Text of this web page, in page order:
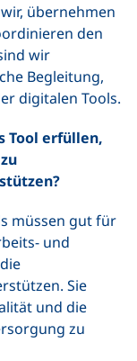
übernehmen
den
wir
Begleitung,
digitalen Tools.
Tool erfüllen,
müssen gut für
und
Sie
und die
zu